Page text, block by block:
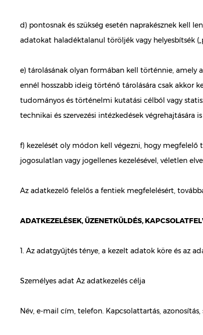
d) pontosnak és szükség esetén naprakésznek kell
adatokat haladéktalanul töröljék vagy helyesbítsék
e) tárolásának olyan formában kell történnie, amely
ennél hosszabb ideig történő tárolására csak akkor
tudományos és történelmi kutatási célból vagy
technikai és szervezési intézkedések végrehajtására
f) kezelését oly módon kell végezni, hogy megfelelő
jogosulatlan vagy jogellenes kezelésével, véletlen
Az adatkezelő felelős a fentiek megfelelésért,
ADATKEZELÉSEK, ÜZENETKÜLDÉS,
1. Az adatgyűjtés ténye, a kezelt adatok köre és az
Személyes adat Az adatkezelés célja
Név, e-mail cím, telefon. Kapcsolattartás, azonosítás,